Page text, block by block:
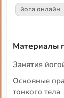
йога онлайн
Материалы
Занятия
Основные
тонкого тела